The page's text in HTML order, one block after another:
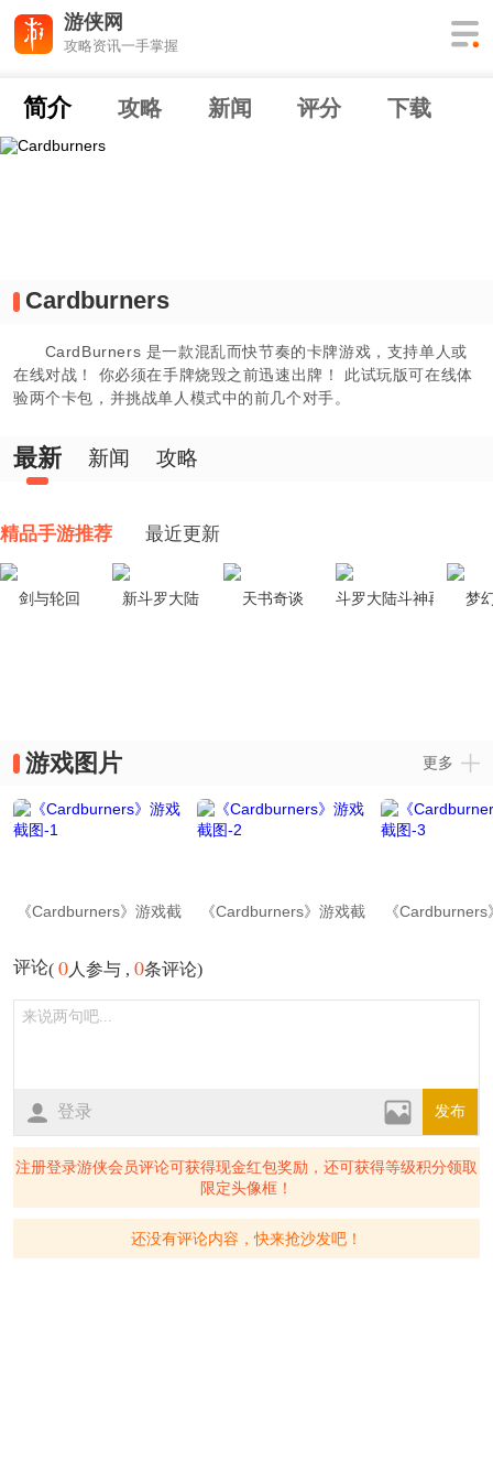
游侠网
攻略资讯一手掌握
简介 攻略 新闻 评分 下载
Cardburners
CardBurners 是一款混乱而快节奏的卡牌游戏，支持单人或
在线对战！ 你必须在手牌烧毁之前迅速出牌！ 此试玩版可在线体
验两个卡包，并挑战单人模式中的前几个对手。
最新 新闻 攻略
精品手游推荐 最近更新
剑与轮回 新斗罗大陆 天书奇谈 斗罗大陆斗神再临 梦
游戏图片 更多
《Cardburners》游戏截
《Cardburners》游戏截
《
评论( 0人参与 , 0条评论)
登录 发布
注册登录游侠会员评论可获得现金红包奖励，还可获得等级积分领取
限定头像框！
还没有评论内容，快来抢沙发吧！